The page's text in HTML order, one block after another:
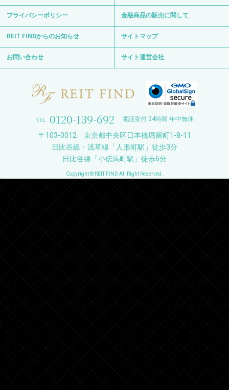
プライバシーポリシー 金融商品の販売に関して
REIT FINDからのお知らせ サイトマップ
お問い合わせ サイト運営会社
0120-139-692 電話受付 24時間 年中無休
〒103-0012 東京都中央区日本橋堀留町1-8-11
日比谷線・浅草線「人形町駅」徒歩3分
日比谷線「小伝馬町駅」徒歩6分
Copyright © REIT FIND All Right Reserved.